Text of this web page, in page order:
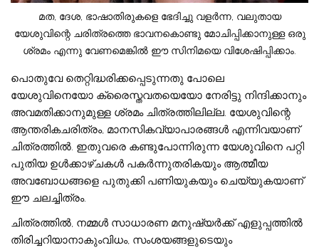
മത, ദേശ, ഭാഷാതിരുകളെ ഭേദിച്ചു വളര്‍ന്ന, വലുതായ
യേശുവിന്റെ ചരിത്രത്തെ ഭാവനകൊണ്ടു മോചിപ്പിക്കാനുള്ള ഒരു
ശ്രമം എന്നു വേണമെങ്കില്‍ ഈ സിനിമയെ വിശേഷിപ്പിക്കാം.
പൊതുവേ തെറ്റിദ്ധരിക്കപ്പെടുന്നതു പോലെ
യേശുവിനെയോ ക്രൈസ്തവതയെയോ നേരിട്ടു നിന്ദിക്കാനും
അവമതിക്കാനുമുള്ള ശ്രമം ചിത്രത്തിലില്ല. യേശുവിന്റെ
ആന്തരികചരിത്രം, മാനസികവ്യാപാരങ്ങള്‍ എന്നിവയാണ്
ചിത്രത്തില്‍. ഇതുവരെ കണ്ടുപോന്നിരുന്ന യേശുവിനെ പറ്റി
പുതിയ ഉള്‍ക്കാഴ്ചകള്‍ പകര്‍ന്നുതരികയും ആത്മീയ
അവബോധങ്ങളെ പുതുക്കി പണിയുകയും ചെയ്യുകയാണ്
ഈ ചലച്ചിത്രം.
ചിത്രത്തില്‍, നമ്മള്‍ സാധാരണ മനുഷ്യര്‍ക്ക് എളുപ്പത്തില്‍
തിരിച്ചറിയാനാകുംവിധം, സംശയങ്ങളുടെയും